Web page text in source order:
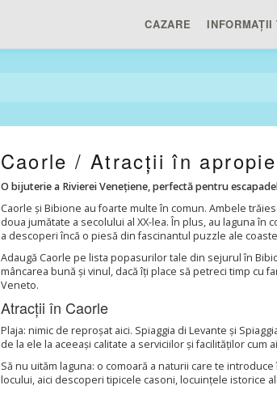
CAZARE INFORMAȚII
Caorle / Atracții în
O bijuterie a Rivierei Venețiene, perfectă pentru
Caorle și Bibione au foarte multe în comun. Ambele
doua jumătate a secolului al XX-lea. În plus, au laguna
a descoperi încă o piesă din fascinantul puzzle ale
Adaugă Caorle pe lista popasurilor tale din sejurul în
mâncarea bună și vinul, dacă îți place să petreci timp cu
Veneto.
Atracții în Caorle
Plaja: nimic de reproșat aici. Spiaggia di Levante și
de la ele la aceeași calitate a serviciilor și facilităților cum
Să nu uităm laguna: o comoară a naturii care te
locului, aici descoperi tipicele casoni, locuințele istorice